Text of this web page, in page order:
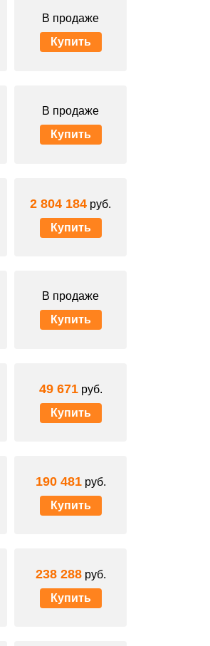
В продаже
Купить
В продаже
Купить
2 804 184 руб.
Купить
В продаже
Купить
49 671руб.
Купить
190 481руб.
Купить
238 288руб.
Купить